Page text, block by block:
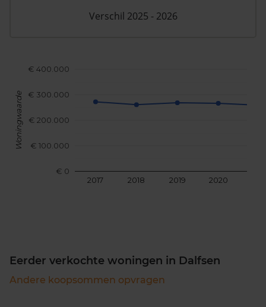
2017 2018 2019 2020
€ 0
€ 100.000
€ 200.000
€ 300.000
€ 400.000
Woningwaarde
Verschil 2025 - 2026
Eerder verkochte woningen in Dalfsen
Andere koopsommen opvragen